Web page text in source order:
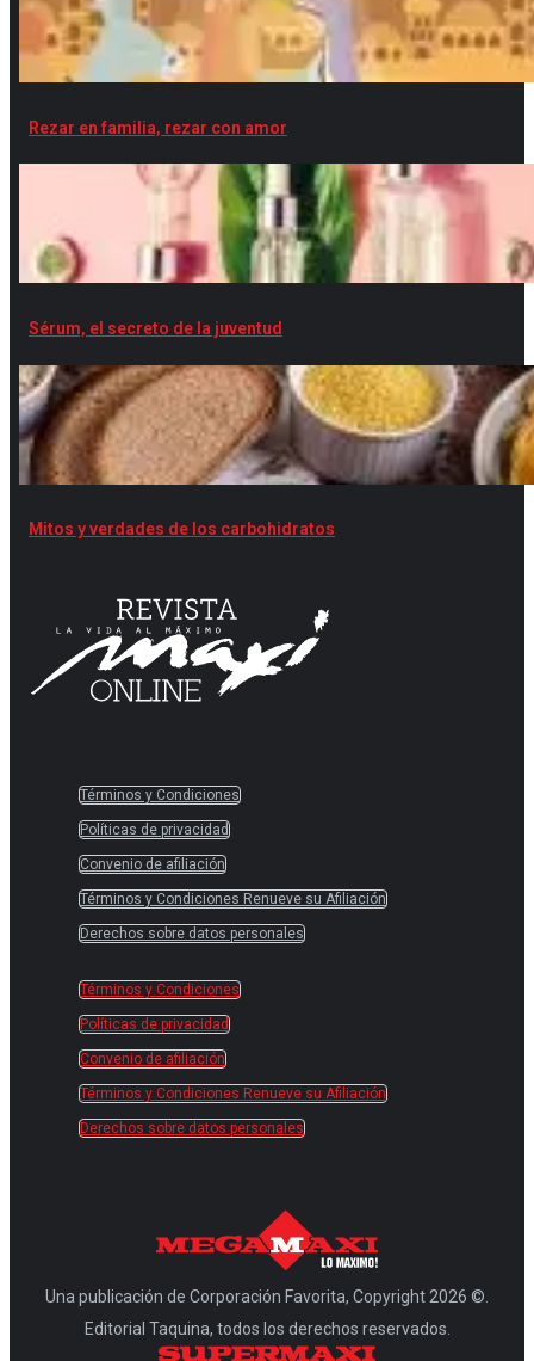
Rezar en familia, rezar con amor
Sérum, el secreto de la juventud
Mitos y verdades de los carbohidratos
Términos y Condiciones
Políticas de privacidad
Convenio de afiliación
Términos y Condiciones Renueve su Afiliación
Derechos sobre datos personales
Términos y Condiciones
Políticas de privacidad
Convenio de afiliación
Términos y Condiciones Renueve su Afiliación
Derechos sobre datos personales
Una publicación de Corporación Favorita, Copyright 2026 ©.
Editorial Taquina, todos los derechos reservados.